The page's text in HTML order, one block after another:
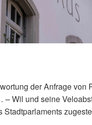
der Anfrage von
– Wil und seine